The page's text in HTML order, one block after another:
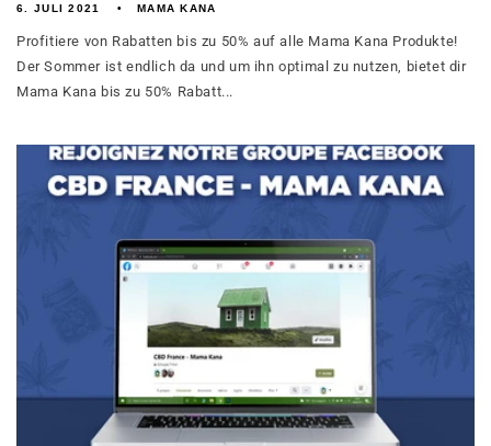
6. JULI 2021 MAMA KANA
Profitiere von Rabatten bis zu 50% auf alle Mama Kana Produkte!
Der Sommer ist endlich da und um ihn optimal zu nutzen, bietet dir
Mama Kana bis zu 50% Rabatt...